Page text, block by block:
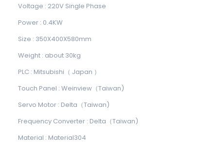
Voltage : 220V Single Phase
Power : 0.4KW
Size : 350X400X580mm
Weight : about 30kg
PLC : Mitsubishi（ Japan ）
Touch Panel : Weinview（Taiwan)
Servo Motor : Delta（Taiwan)
Frequency Converter : Delta（Taiwan)
Material : Material304